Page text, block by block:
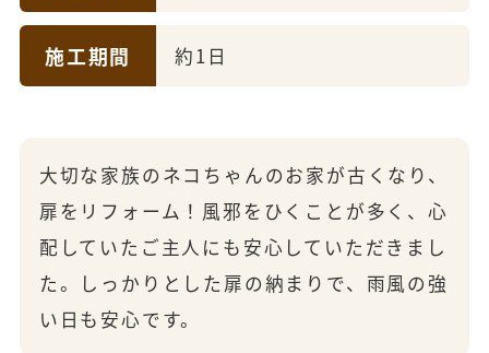
施工期間 約1日
大切な家族のネコちゃんのお家が古くなり、
扉をリフォーム！風邪をひくことが多く、心
配していたご主人にも安心していただきまし
た。しっかりとした扉の納まりで、雨風の強
い日も安心です。